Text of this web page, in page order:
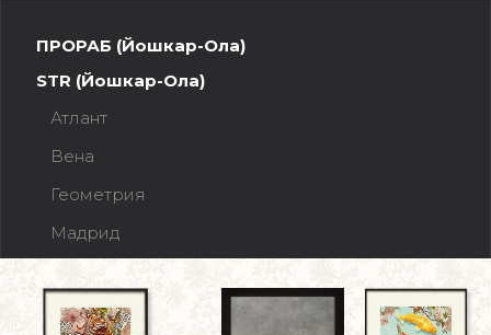
ПРОРАБ (Йошкар-Ола)
STR (Йошкар-Ола)
Атлант
Вена
Геометрия
Мадрид
Прага Зеркало МАХ (эмалит Белый)